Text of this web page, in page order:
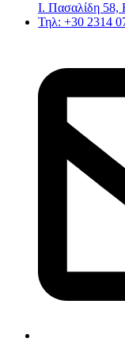
Ι. Πασαλίδη 58,
Τηλ: +30 2314